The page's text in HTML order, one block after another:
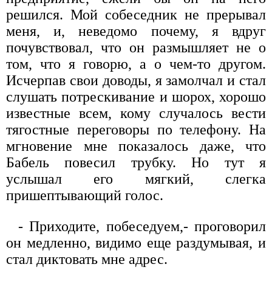
решился. Мой собеседник не прерывал
меня, и, неведомо почему, я вдруг
почувствовал, что он размышляет не о
том, что я говорю, а о чем-то другом.
Исчерпав свои доводы, я замолчал и стал
слушать потрескивание и шорох, хорошо
известные всем, кому случалось вести
тягостные переговоры по телефону. На
мгновение мне показалось даже, что
Бабель повесил трубку. Но тут я
услышал его мягкий, слегка
пришептывающий голос.
- Приходите, побеседуем,- проговорил
он медленно, видимо еще раздумывая, и
стал диктовать мне адрес.